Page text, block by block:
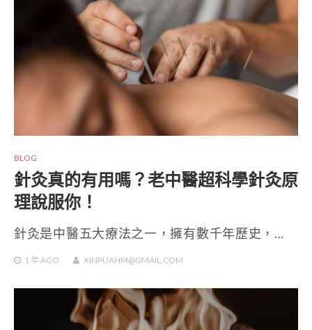
BLOG
針灸真的有用嗎？老中醫超科學針灸原
理說服你！
針灸是中醫五大療法之一，擁有數千年歷史，…
1 年AGO XINPUAHM@GMAIL.COM